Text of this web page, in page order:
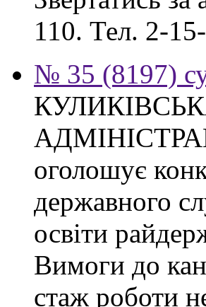
110. Тел. 2-
№ 35 (8197)
оголошує
державного
освіти
Вимоги до
стаж роботи